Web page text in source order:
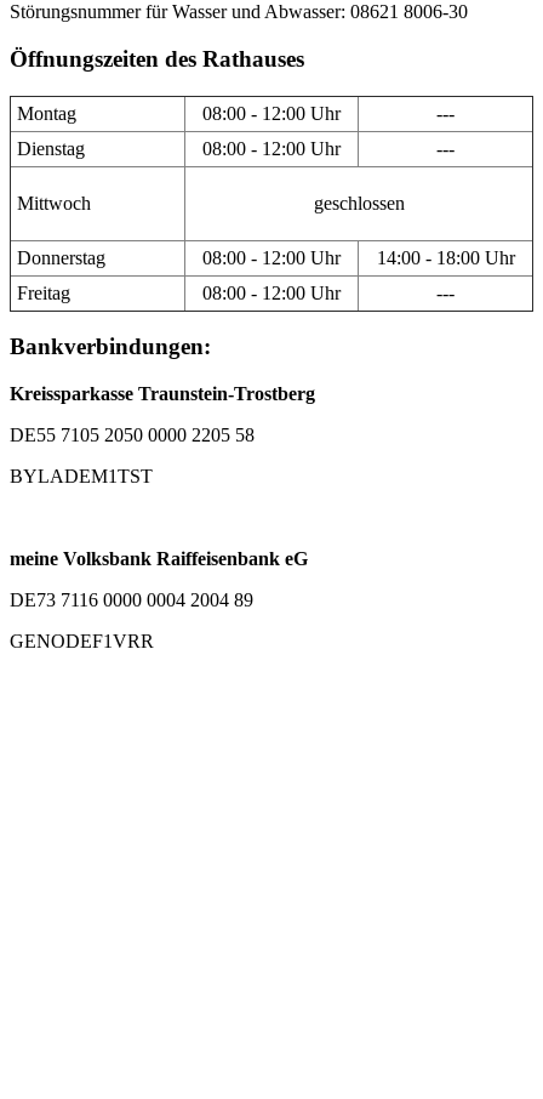
Störungsnummer für Wasser und Abwasser: 08621 8006-30
Öffnungszeiten des Rathauses
Montag 08:00 - 12:00 Uhr
---
Dienstag
08:00 - 12:00 Uhr ---
Mittwoch geschlossen
Donnerstag 08:00 - 12:00 Uhr
14:00 - 18:00 Uhr
Freitag
08:00 - 12:00 Uhr ---
Bankverbindungen:
Kreissparkasse Traunstein-Trostberg
DE55 7105 2050 0000 2205 58
BYLADEM1TST
meine Volksbank Raiffeisenbank eG
DE73 7116 0000 0004 2004 89
GENODEF1VRR